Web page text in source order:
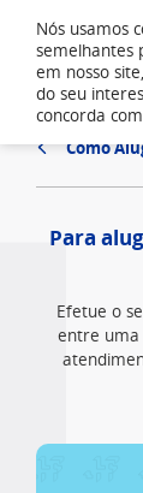
Como
Para
Efetue o
entre uma
Nós usamos
semelhantes
em nosso
do seu
concorda